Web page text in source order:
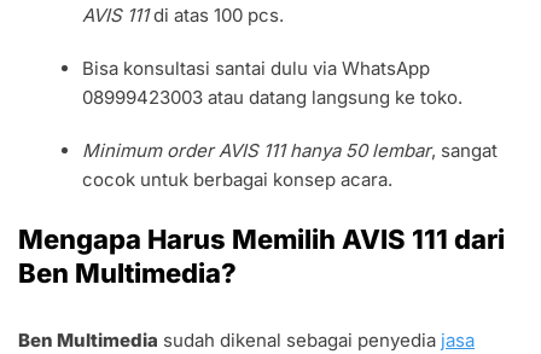
AVIS 111di atas 100 pcs.
Bisa konsultasi santai dulu via WhatsApp
08999423003 atau datang langsung ke toko.
Minimum order AVIS 111 hanya 50 lembar, sangat
cocok untuk berbagai konsep acara.
Mengapa Harus Memilih AVIS 111 dari
Ben Multimedia?
Ben Multimedia sudah dikenal sebagai penyedia jasa